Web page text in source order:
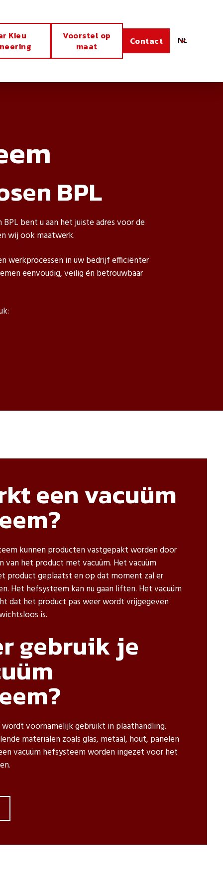
Kieu
Voorstel op
maat
Contact NL
BPL
bent u aan het juiste adres voor de
wij ook maatwerk.
werkprocessen in uw bedrijf efficiënter
eenvoudig, veilig én betrouwbaar
een vacuüm
kunnen producten vastgepakt worden door
van het product met vacuüm. Het vacuüm
product geplaatst en op dat moment zal er
Het hefsysteem kan nu gaan liften. Het vacuüm
dat het product pas weer wordt vrijgegeven
is.
gebruik je
voornamelijk gebruikt in plaathandling.
materialen zoals glas, metaal, hout, panelen
vacuüm hefsysteem worden ingezet voor het